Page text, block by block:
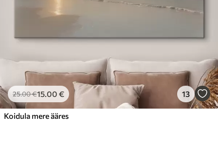
25.00€15.00 € 13
Koidula mere ääres